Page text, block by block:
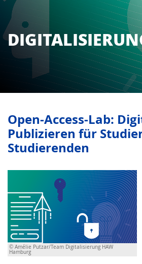
Open-Access-Lab:
Publizieren für
Studierenden
© Amélie Putzar/Team Digitalisierung HAW
Hamburg